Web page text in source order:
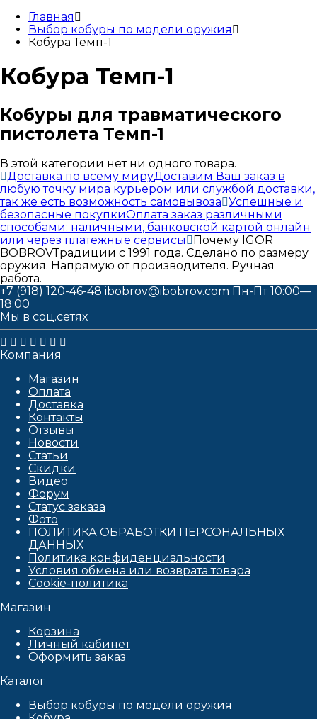
Главная
Выбор кобуры по модели оружия
Кобура Темп-1
Кобура Темп-1
Кобуры для травматического
пистолета Темп-1
В этой категории нет ни одного товара.
Доставка по всему мируДоставим Ваш заказ в
любую точку мира курьером или службой доставки,
так же есть возможность самовывоза Успешные и
безопасные покупкиОплата заказ различными
способами: наличными, банковской картой онлайн
или через платежные сервисы
Почему IGOR
BOBROVТрадиции с 1991 года. Сделано по размеру
оружия. Напрямую от производителя. Ручная
работа.
+7 (918) 120-46-48 ibobrov@ibobrov.com Пн-Пт 10:00—
18:00
Мы в соц.сетях
Компания
Магазин
Оплата
Доставка
Контакты
Отзывы
Новости
Статьи
Скидки
Видео
Форум
Статус заказа
Фото
ПОЛИТИКА ОБРАБОТКИ ПЕРСОНАЛЬНЫХ
ДАННЫХ​
Политика конфиденциальности
Условия обмена или возврата товара
Cookie-политика
Магазин
Корзина
Личный кабинет
Оформить заказ
Каталог
Выбор кобуры по модели оружия